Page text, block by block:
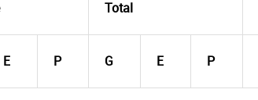
Total
E P G E P